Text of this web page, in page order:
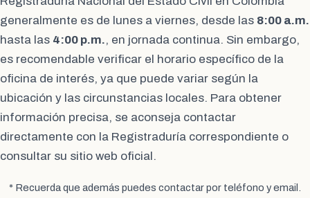
generalmente es de lunes a viernes, desde las 8:00 a.m.
hasta las 4:00 p.m., en jornada continua. Sin embargo,
es recomendable verificar el horario específico de la
oficina de interés, ya que puede variar según la
ubicación y las circunstancias locales. Para obtener
información precisa, se aconseja contactar
directamente con la Registraduría correspondiente o
consultar su sitio web oficial.
* Recuerda que además puedes contactar por teléfono y email.